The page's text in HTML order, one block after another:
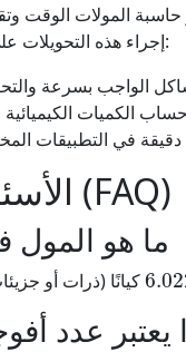
المولات الوقت
إجراء هذه التحويلات على الفور. إنها مفيدة لـ:
الأسئلة الشائعة (FAQ)
ما هو المول
يعتبر عدد